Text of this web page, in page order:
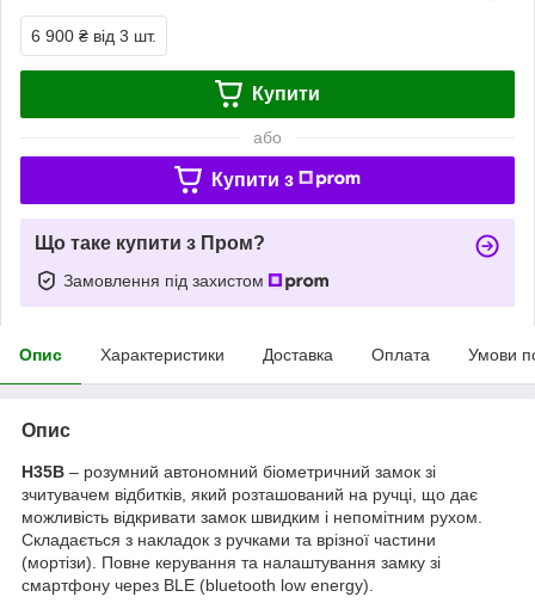
6 900 ₴ від 3 шт.
Купити
або
Купити з
Що таке купити з Пром?
Замовлення під захистом
Опис Характеристики Доставка Оплата Умови
Опис
H35B – розумний автономний біометричний замок зі
зчитувачем відбитків, який розташований на ручці, що дає
можливість відкривати замок швидким і непомітним рухом.
Складається з накладок з ручками та врізної частини
(мортізи). Повне керування та налаштування замку зі
смартфону через BLE (bluetooth low energy).